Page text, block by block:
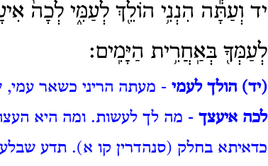
יד וְעַתָּ֕ה הִנְנִ֥י הוֹלֵ֖ךְ לְעַמִּ֑י לְכָה֙
לְעַמְּךָ֖ בְּאַֽחֲרִ֥ית הַיָּמִֽים׃
(יד) הולך לעמי - מעתה הריני כשאר
לכה איעצך - מה לך לעשות. ומה היא
כדאיתא בחלק (סנהדרין קו א). תדע